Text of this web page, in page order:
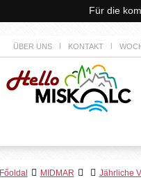
Für die
ÜBER UNS KONTAKT
Főoldal MIDMAR Jährliche